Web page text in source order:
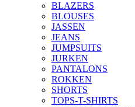
BLAZERS
BLOUSES
JASSEN
JEANS
JUMPSUITS
JURKEN
PANTALONS
ROKKEN
SHORTS
TOPS-T-SHIRTS